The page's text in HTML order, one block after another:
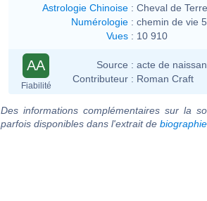
Astrologie Chinoise : Cheval de Terre
Numérologie : chemin de vie 5
Vues : 10 910
AA
Fiabilité
Source : acte de
Contributeur : Roman Craft
Des informations complémentaires sur la
parfois disponibles dans l'extrait de biographie